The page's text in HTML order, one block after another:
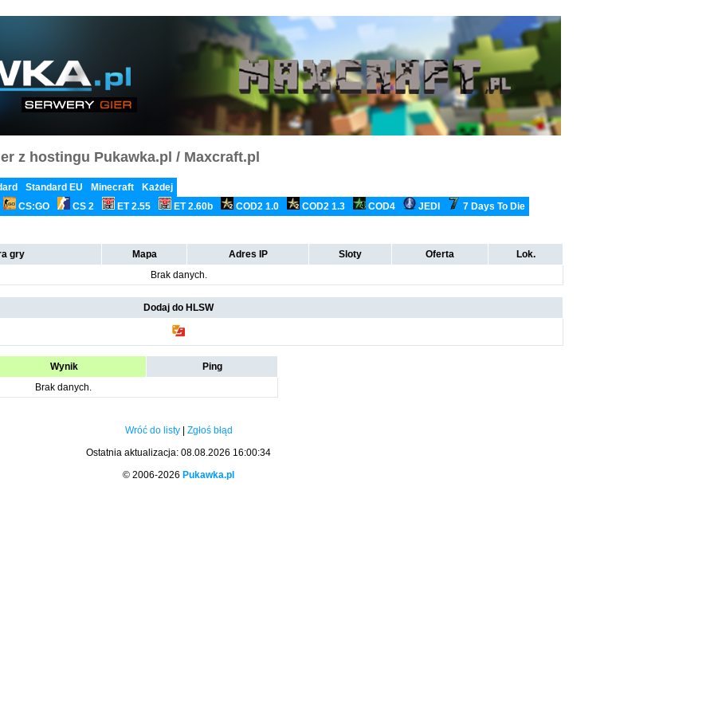
z hostingu Pukawka.pl / Maxcraft.pl
Standard EU Minecraft
Każdej
CS:GO
CS 2 ET 2.55 ET 2.60b COD2 1.0 COD2 1.3 COD4 JEDI 7 Days To Die
gry Mapa Adres IP Sloty Oferta
Lok.
Brak danych.
Dodaj do HLSW
Wynik
Ping
Brak danych.
Wróć do listy| Zgłoś błąd
Ostatnia aktualizacja: 08.08.2026 16:00:34
© 2006-2026 Pukawka.pl